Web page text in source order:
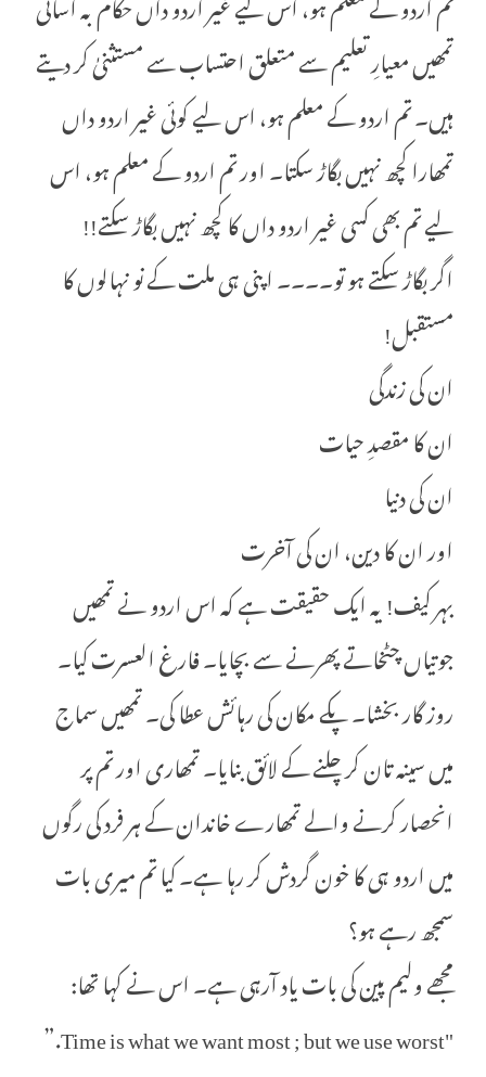
تمھیں معیارِ تعلیم سے متعلق احتساب سے مستثنیٰ کر دیتے
ہیں۔ تم اردو کے معلم ہو، اس لیے کوئی غیر اردو داں
تمھارا کچھ نہیں بگاڑ سکتا۔ اور تم اردو کے معلم ہو، اس
لیے تم بھی کسی غیر اردو داں کا کچھ نہیں بگاڑ سکتے!!
اگر بگاڑ سکتے ہو تو۔۔۔۔ اپنی ہی ملت کے نو نہالوں کا
مستقبل!
ان کی زندگی
ان کا مقصدِ حیات
ان کی دنیا
اور ان کا دین، ان کی آخرت
بہر کیف! یہ ایک حقیقت ہے کہ اس اردو نے تمھیں
جوتیاں چٹخاتے پھرنے سے بچایا۔ فارغ العسرت کیا۔
روز گار بخشا۔ پکے مکان کی رہائش عطا کی۔ تمھیں سماج
میں سینہ تان کر چلنے کے لائق بنایا۔ تمھاری اور تم پر
انحصار کرنے والے تمھارے خاندان کے ہر فرد کی رگوں
میں اردو ہی کا خون گردش کر رہا ہے۔ کیا تم میری بات
سمجھ رہے ہو؟
مجھے ولیم پین کی بات یاد آرہی ہے۔ اس نے کہا تھا:
"Time is what we want most ; but we use worst.”